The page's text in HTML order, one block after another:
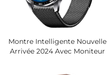
Montre Intelligente Nouvelle
Arrivée 2024 Avec Moniteur